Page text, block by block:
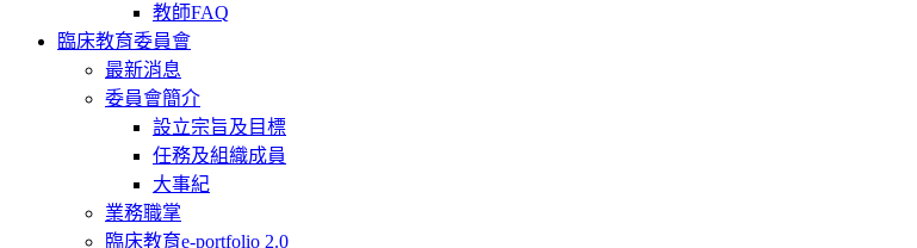
教師FAQ
臨床教育委員會
最新消息
委員會簡介
設立宗旨及目標
任務及組織成員
大事紀
業務職掌
臨床教育e-portfolio 2.0